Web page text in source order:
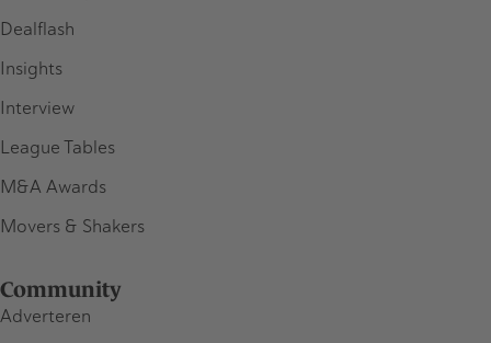
Dealflash
Insights
Interview
League Tables
M&A Awards
Movers & Shakers
Community
Adverteren